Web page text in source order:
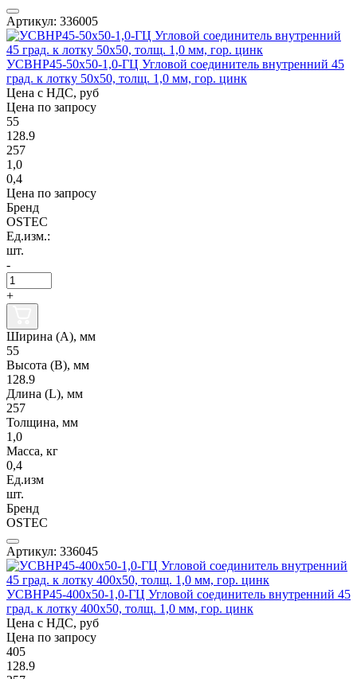
Артикул: 336005
УСВНР45-50х50-1,0-ГЦ Угловой соединитель внутренний 45
град. к лотку 50х50, толщ. 1,0 мм, гор. цинк
Цена с НДС, руб
Цена по запросу
55
128.9
257
1,0
0,4
Цена по запросу
Бренд
OSTEC
Ед.изм.:
шт.
-
+
Ширина (А), мм
55
Высота (В), мм
128.9
Длина (L), мм
257
Толщина, мм
1,0
Масса, кг
0,4
Ед.изм
шт.
Бренд
OSTEC
Артикул: 336045
УСВНР45-400х50-1,0-ГЦ Угловой соединитель внутренний 45
град. к лотку 400х50, толщ. 1,0 мм, гор. цинк
Цена с НДС, руб
Цена по запросу
405
128.9